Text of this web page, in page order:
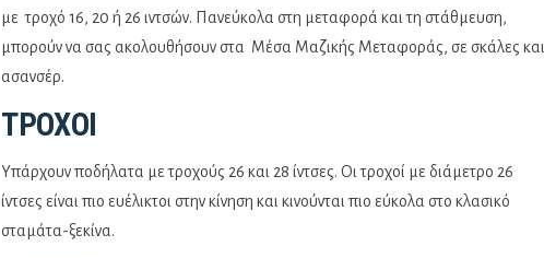
με τροχό 16, 20 ή 26 ιντσών. Πανεύκολα στη μεταφορά και τη στάθμευση,
μπορούν να σας ακολουθήσουν στα Μέσα Μαζικής Μεταφοράς, σε σκάλες και
ασανσέρ.
ΤΡΟΧΟΊ
Υπάρχουν ποδήλατα με τροχούς 26 και 28 ίντσες. Οι τροχοί με διάμετρο 26
ίντσες είναι πιο ευέλικτοι στην κίνηση και κινούνται πιο εύκολα στο κλασικό
σταμάτα-ξεκίνα.